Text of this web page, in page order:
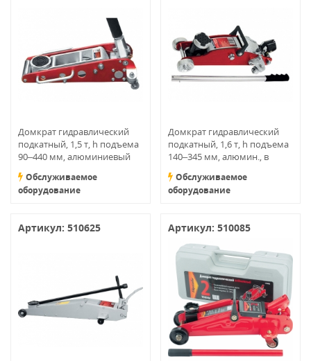
Домкрат гидравлический
подкатный, 1,5 т, h подъема
90–440 мм, алюминиевый
Обслуживаемое
оборудование
Домкрат гидравлический
подкатный, 1,6 т, h подъема
140–345 мм, алюмин., в
Обслуживаемое
оборудование
Артикул: 510625 Артикул: 510085